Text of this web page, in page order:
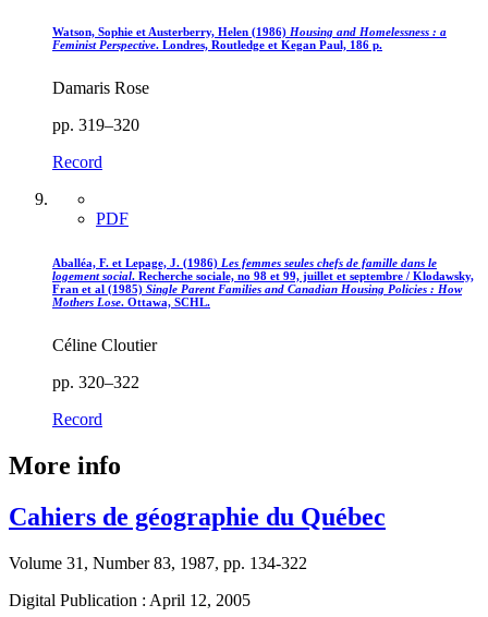
Watson, Sophie et Austerberry, Helen (1986) Housing and Homelessness : a
Feminist Perspective. Londres, Routledge et Kegan Paul, 186 p.
Damaris Rose
pp. 319–320
Record
PDF
Aballéa, F. et Lepage, J. (1986) Les femmes seules chefs de famille dans le
logement social. Recherche sociale, no 98 et 99, juillet et septembre / Klodawsky,
Fran et al (1985) Single Parent Families and Canadian Housing Policies : How
Mothers Lose. Ottawa, SCHL.
Céline Cloutier
pp. 320–322
Record
More info
Cahiers de géographie du Québec
Volume 31, Number 83, 1987, pp. 134-322
Digital Publication : April 12, 2005